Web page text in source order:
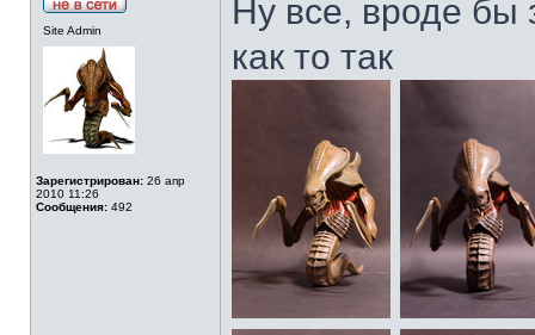
Site Admin
Зарегистрирован: 26 апр
2010 11:26
Сообщения: 492
Ну все, вроде бы
как то так